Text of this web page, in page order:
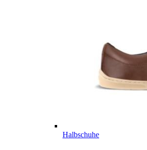
Halbschuhe